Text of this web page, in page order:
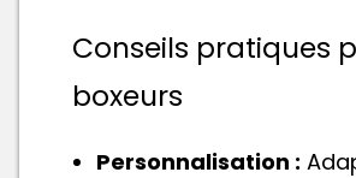
Conseils pratiques
boxeurs
Personnalisation :